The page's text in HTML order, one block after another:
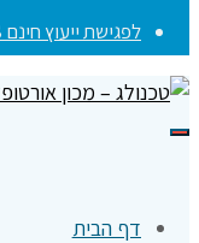
לפגישת ייעוץ חינם 03-909-8148
תפריט
דף הבית